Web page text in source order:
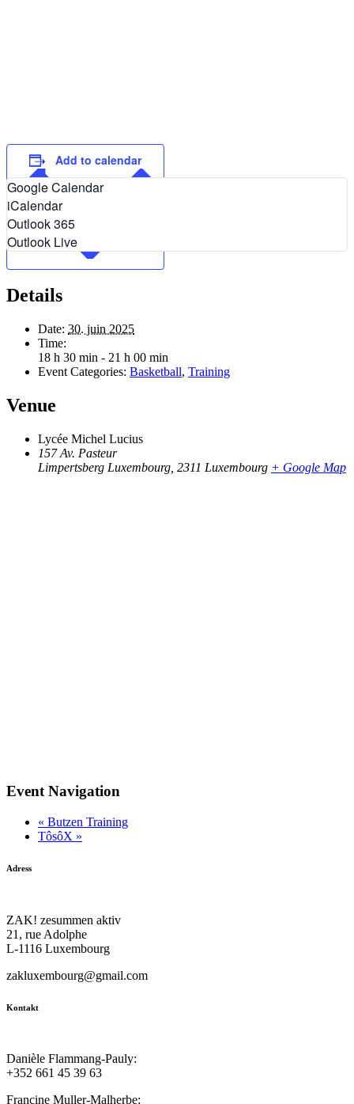
Add to calendar
Google Calendar
iCalendar
Outlook 365
Outlook Live
Details
Date: 30. juin 2025
Time:
18 h 30 min - 21 h 00 min
Event Categories: Basketball, Training
Venue
Lycée Michel Lucius
157 Av. Pasteur
Limpertsberg Luxembourg 2311 Luxembourg + Google Map
Event Navigation
« Butzen Training
TôsôX »
Adress
ZAK! zesummen aktiv
21, rue Adolphe
L-1116 Luxembourg
zakluxembourg@gmail.com
Kontakt
Danièle Flammang-Pauly:
+352 661 45 39 63
Francine Muller-Malherbe: